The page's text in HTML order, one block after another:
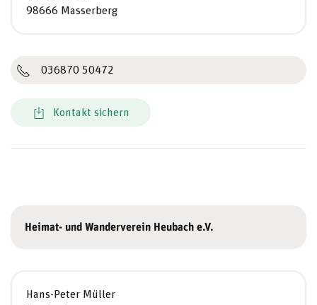
98666 Masserberg
036870 50472
Kontakt sichern
Heimat- und Wanderverein Heubach e.V.
Hans-Peter Müller